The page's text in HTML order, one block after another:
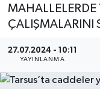
MAHALLELERDE
ÇALIŞMALARINI
27.07.2024 - 10:11
YAYINLANMA
EĞİTİM
Haber Arşivi